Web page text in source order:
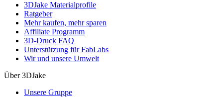
3DJake Materialprofile
Ratgeber
Mehr kaufen, mehr sparen
Affiliate Programm
3D-Druck FAQ
Unterstützung für FabLabs
Wir und unsere Umwelt
Über 3DJake
Unsere Gruppe